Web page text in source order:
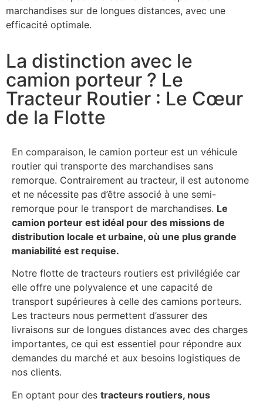
marchandises sur de longues distances, avec une
efficacité optimale.
La distinction avec le
camion porteur ? Le
Tracteur Routier : Le Cœur
de la Flotte
En comparaison, le camion porteur est un véhicule
routier qui transporte des marchandises sans
remorque. Contrairement au tracteur, il est autonome
et ne nécessite pas d’être associé à une semi-
remorque pour le transport de marchandises. Le
camion porteur est idéal pour des missions de
distribution locale et urbaine, où une plus grande
maniabilité est requise.
Notre flotte de tracteurs routiers est privilégiée car
elle offre une polyvalence et une capacité de
transport supérieures à celle des camions porteurs.
Les tracteurs nous permettent d’assurer des
livraisons sur de longues distances avec des charges
importantes, ce qui est essentiel pour répondre aux
demandes du marché et aux besoins logistiques de
nos clients.
En optant pour des tracteurs routiers, nous